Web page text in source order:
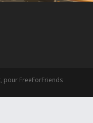
pour FreeForFriends